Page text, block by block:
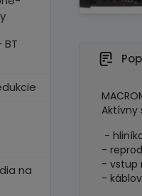
na
Aktívny
-
-
- vstup
-